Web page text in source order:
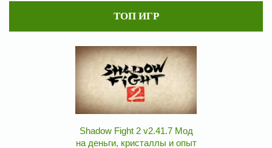
ТОП ИГР
Shadow Fight 2 v2.41.7 Мод
на деньги, кристаллы и опыт